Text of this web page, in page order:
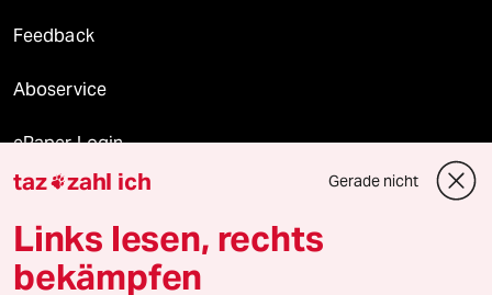
Feedback
Aboservice
ePaper Login
Downloads für Abonnierende
taz zahl ich Gerade nicht
Links lesen, rechts
bekämpfen